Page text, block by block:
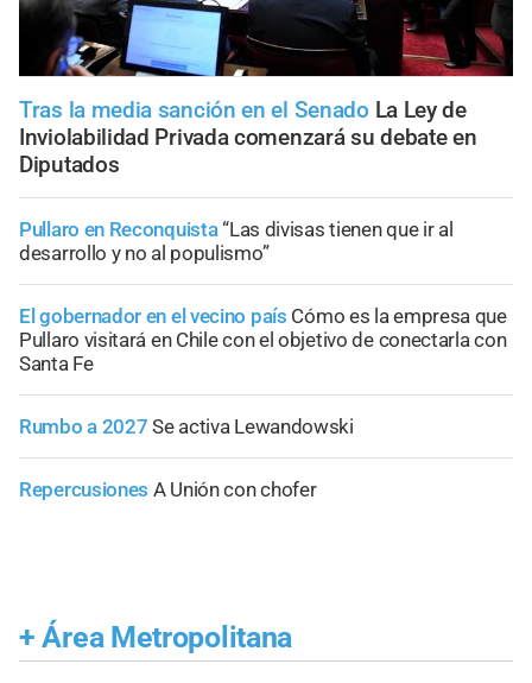
Tras la media sanción en el Senado La Ley de
Inviolabilidad Privada comenzará su debate en
Diputados
Pullaro en Reconquista“Las divisas tienen que ir al
desarrollo y no al populismo”
El gobernador en el vecino país Cómo es la empresa que
Pullaro visitará en Chile con el objetivo de conectarla con
Santa Fe
Rumbo a 2027 Se activa Lewandowski
Repercusiones A Unión con chofer
+ Área Metropolitana